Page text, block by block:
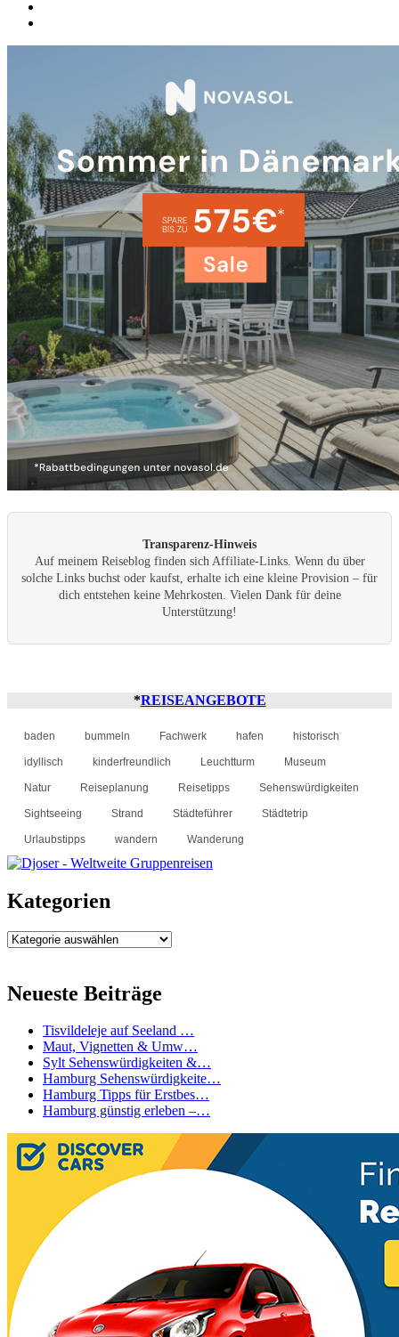
Transparenz-Hinweis
Auf meinem Reiseblog finden sich Affiliate-Links. Wenn du über
solche Links buchst oder kaufst, erhalte ich eine kleine Provision – für
dich entstehen keine Mehrkosten. Vielen Dank für deine
Unterstützung!
*REISEANGEBOTE
baden bummeln Fachwerk hafen historisch
idyllisch kinderfreundlich Leuchtturm Museum
Natur Reiseplanung Reisetipps Sehenswürdigkeiten
Sightseeing Strand Städteführer Städtetrip
Urlaubstipps wandern Wanderung
Kategorien
Kategorien
Neueste Beiträge
Tisvildeleje auf Seeland …
Maut, Vignetten & Umw…
Sylt Sehenswürdigkeiten &…
Hamburg Sehenswürdigkeite…
Hamburg Tipps für Erstbes…
Hamburg günstig erleben –…